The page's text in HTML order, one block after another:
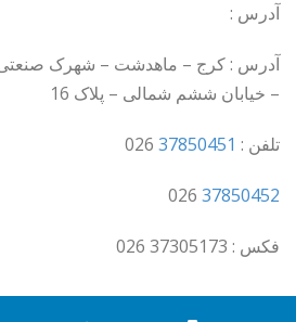
آدرس :
آدرس : کرج – ماهدشت – شهرک صنعتی
– خیابان ششم شمالی – پلاک 16
تلفن : 37850451
37850452
فکس : 37305173 026